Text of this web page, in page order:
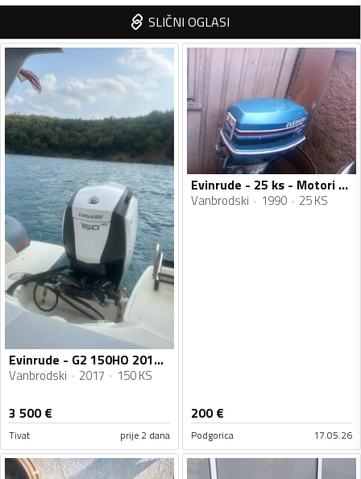
SLIČNI OGLASI
Evinrude - G2 150HO 2017Gog - Motori za plovila
Vanbrodski 2017 150 KS
3 500€
Tivat prije 2 dana
Evinrude - 25 ks - Motori za plovila
Vanbrodski 1990 25 KS
200€
Podgorica 17.05.26